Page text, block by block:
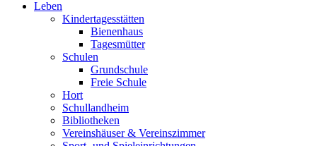
Leben
Kindertagesstätten
Bienenhaus
Tagesmütter
Schulen
Grundschule
Freie Schule
Hort
Schullandheim
Bibliotheken
Vereinshäuser & Vereinszimmer